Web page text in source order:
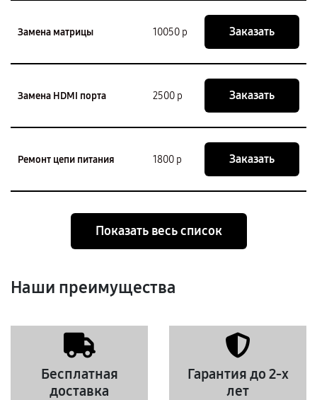
Замена матрицы 10050 р Заказать
Замена HDMI порта 2500 р Заказать
Ремонт цепи питания 1800 р Заказать
Показать весь список
Наши преимущества
Бесплатная
доставка
Гарантия до 2-х
лет